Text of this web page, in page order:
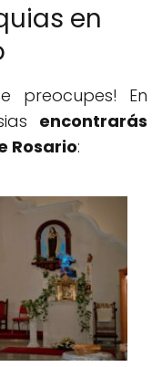
en
preocupes! En
encontrarás
Rosario: